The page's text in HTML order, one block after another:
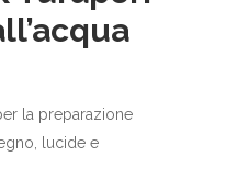
la preparazione
lucide e